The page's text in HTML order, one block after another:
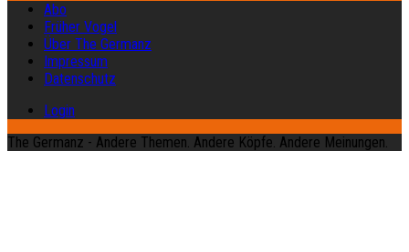
Abo
Früher Vogel
Über The Germanz
Impressum
Datenschutz
Login
The Germanz - Andere Themen. Andere Köpfe. Andere Meinungen.